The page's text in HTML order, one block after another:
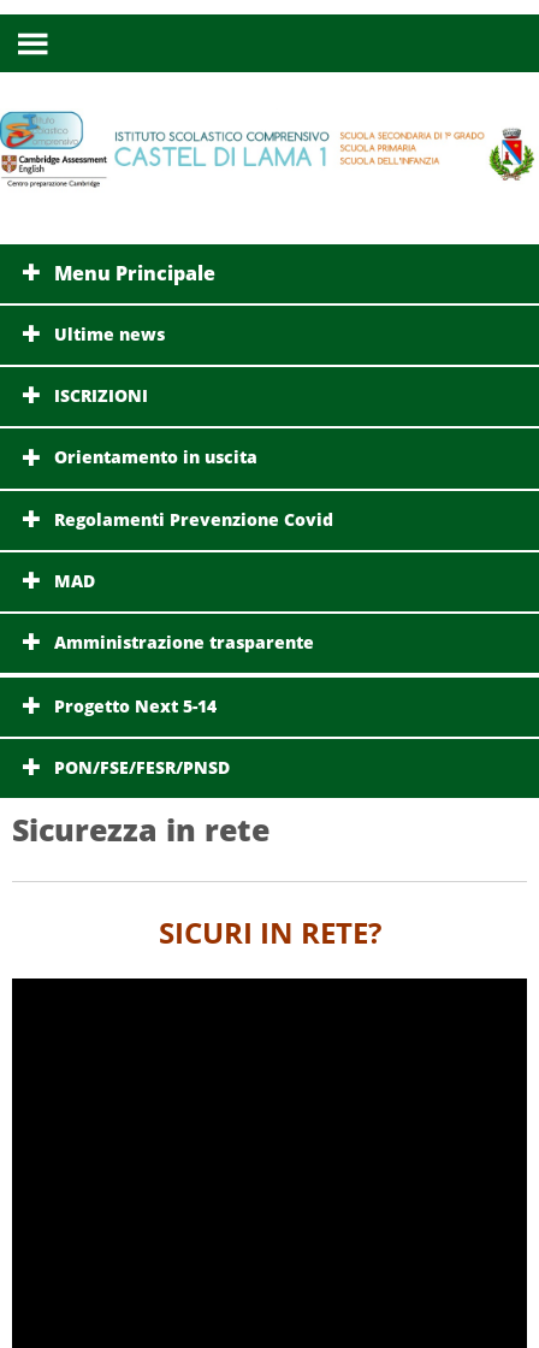
Menu Principale
Ultime news
ISCRIZIONI
Orientamento in uscita
Regolamenti Prevenzione Covid
MAD
Amministrazione trasparente
Progetto Next 5-14
PON/FSE/FESR/PNSD
Sicurezza in rete
SICURI IN RETE?